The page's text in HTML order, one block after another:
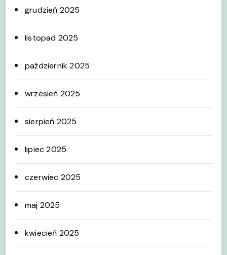
grudzień 2025
listopad 2025
październik 2025
wrzesień 2025
sierpień 2025
lipiec 2025
czerwiec 2025
maj 2025
kwiecień 2025